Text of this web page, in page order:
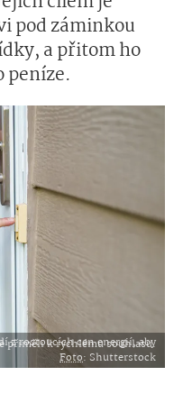
pod záminkou
a přitom ho
peníze.
často využívají obavy lidí z rostoucích cen energií, aby je přiměli k rychlému souhlasu.
Foto: Shutterstock